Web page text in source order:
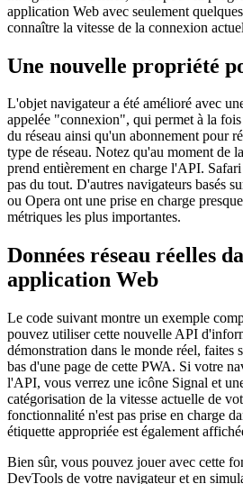
Comme pour pratiquement toutes les
application Web avec seulement
connaître la vitesse de la connexion
Une nouvelle propriété
L'objet navigateur a été amélioré avec
appelée "connexion", qui permet à la
du réseau ainsi qu'un abonnement pour
type de réseau. Notez qu'au moment de
prend entièrement en charge l'API. Safari
pas du tout. D'autres navigateurs basés
ou Opera ont une prise en charge
métriques les plus importantes.
Données réseau réelles
application Web
Le code suivant montre un exemple
pouvez utiliser cette nouvelle API
démonstration dans le monde réel, faites
bas d'une page de cette PWA. Si votre
l'API, vous verrez une icône Signal et
catégorisation de la vitesse actuelle de
fonctionnalité n'est pas prise en charge
étiquette appropriée est également